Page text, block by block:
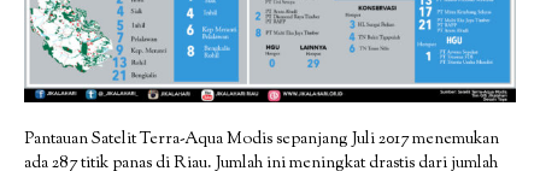
Pantauan Satelit Terra-Aqua Modis sepanjang Juli 2017 menemukan
ada 287 titik panas di Riau. Jumlah ini meningkat drastis dari jumlah